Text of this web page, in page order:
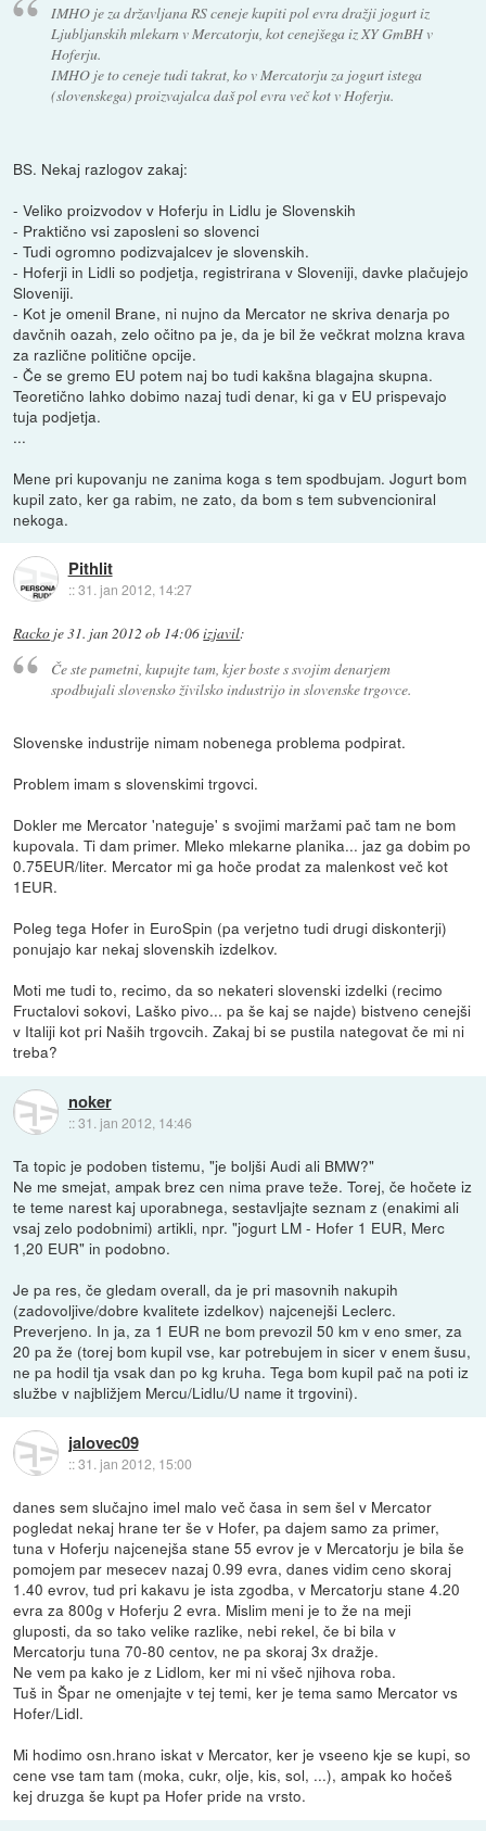
IMHO je za državljana RS ceneje kupiti pol evra dražji jogurt iz
Ljubljanskih mlekarn v Mercatorju, kot cenejšega iz XY GmBH v
Hoferju.
IMHO je to ceneje tudi takrat, ko v Mercatorju za jogurt istega
(slovenskega) proizvajalca daš pol evra več kot v Hoferju.
BS. Nekaj razlogov zakaj:
- Veliko proizvodov v Hoferju in Lidlu je Slovenskih
- Praktično vsi zaposleni so slovenci
- Tudi ogromno podizvajalcev je slovenskih.
- Hoferji in Lidli so podjetja, registrirana v Sloveniji, davke plačujejo
Sloveniji.
- Kot je omenil Brane, ni nujno da Mercator ne skriva denarja po
davčnih oazah, zelo očitno pa je, da je bil že večkrat molzna krava
za različne politične opcije.
- Če se gremo EU potem naj bo tudi kakšna blagajna skupna.
Teoretično lahko dobimo nazaj tudi denar, ki ga v EU prispevajo
tuja podjetja.
...
Mene pri kupovanju ne zanima koga s tem spodbujam. Jogurt bom
kupil zato, ker ga rabim, ne zato, da bom s tem subvencioniral
nekoga.
Pithlit
::31. jan 2012, 14:27
Racko je31. jan 2012 ob 14:06izjavil:
Če ste pametni, kupujte tam, kjer boste s svojim denarjem
spodbujali slovensko živilsko industrijo in slovenske trgovce.
Slovenske industrije nimam nobenega problema podpirat.
Problem imam s slovenskimi trgovci.
Dokler me Mercator 'nateguje' s svojimi maržami pač tam ne bom
kupovala. Ti dam primer. Mleko mlekarne planika... jaz ga dobim po
0.75EUR/liter. Mercator mi ga hoče prodat za malenkost več kot
1EUR.
Poleg tega Hofer in EuroSpin (pa verjetno tudi drugi diskonterji)
ponujajo kar nekaj slovenskih izdelkov.
Moti me tudi to, recimo, da so nekateri slovenski izdelki (recimo
Fructalovi sokovi, Laško pivo... pa še kaj se najde) bistveno cenejši
v Italiji kot pri Naših trgovcih. Zakaj bi se pustila nategovat če mi ni
treba?
noker
::31. jan 2012, 14:46
Ta topic je podoben tistemu, "je boljši Audi ali BMW?"
Ne me smejat, ampak brez cen nima prave teže. Torej, če hočete iz
te teme narest kaj uporabnega, sestavljajte seznam z (enakimi ali
vsaj zelo podobnimi) artikli, npr. "jogurt LM - Hofer 1 EUR, Merc
1,20 EUR" in podobno.
Je pa res, če gledam overall, da je pri masovnih nakupih
(zadovoljive/dobre kvalitete izdelkov) najcenejši Leclerc.
Preverjeno. In ja, za 1 EUR ne bom prevozil 50 km v eno smer, za
20 pa že (torej bom kupil vse, kar potrebujem in sicer v enem šusu,
ne pa hodil tja vsak dan po kg kruha. Tega bom kupil pač na poti iz
službe v najbližjem Mercu/Lidlu/U name it trgovini).
jalovec09
::31. jan 2012, 15:00
danes sem slučajno imel malo več časa in sem šel v Mercator
pogledat nekaj hrane ter še v Hofer, pa dajem samo za primer,
tuna v Hoferju najcenejša stane 55 evrov je v Mercatorju je bila še
pomojem par mesecev nazaj 0.99 evra, danes vidim ceno skoraj
1.40 evrov, tud pri kakavu je ista zgodba, v Mercatorju stane 4.20
evra za 800g v Hoferju 2 evra. Mislim meni je to že na meji
gluposti, da so tako velike razlike, nebi rekel, če bi bila v
Mercatorju tuna 70-80 centov, ne pa skoraj 3x dražje.
Ne vem pa kako je z Lidlom, ker mi ni všeč njihova roba.
Tuš in Špar ne omenjajte v tej temi, ker je tema samo Mercator vs
Hofer/Lidl.
Mi hodimo osn.hrano iskat v Mercator, ker je vseeno kje se kupi, so
cene vse tam tam (moka, cukr, olje, kis, sol, ...), ampak ko hočeš
kej druzga še kupt pa Hofer pride na vrsto.